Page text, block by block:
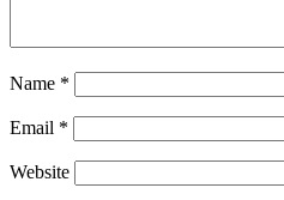
Name *
Email *
Website